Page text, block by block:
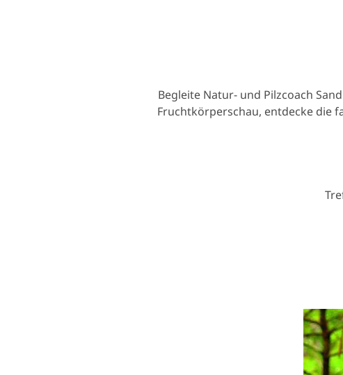
Begleite Natur- und Pilzcoach
Fruchtkörperschau, entdecke die